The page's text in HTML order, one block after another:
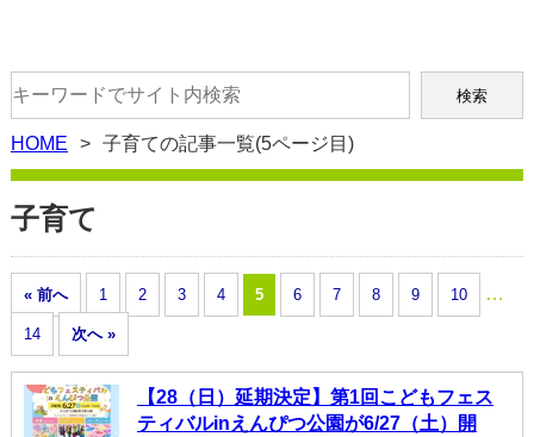
HOME 子育ての記事一覧(5ページ目)
子育て
« 前へ 1 2 3 4 5 6 7 8 9 10 …
14 次へ »
【28（日）延期決定】第1回こどもフェス
ティバルinえんぴつ公園が6/27（土）開